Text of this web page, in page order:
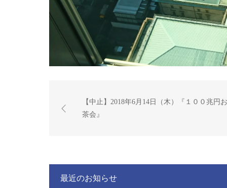
【中止】2018年6月14日（木）『１００兆円お
茶会』
最近のお知らせ